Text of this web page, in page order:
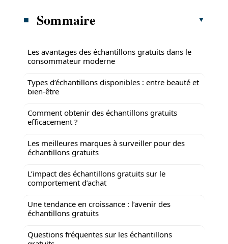
Sommaire
Les avantages des échantillons gratuits dans le
consommateur moderne
Types d’échantillons disponibles : entre beauté et
bien-être
Comment obtenir des échantillons gratuits
efficacement ?
Les meilleures marques à surveiller pour des
échantillons gratuits
L’impact des échantillons gratuits sur le
comportement d’achat
Une tendance en croissance : l’avenir des
échantillons gratuits
Questions fréquentes sur les échantillons